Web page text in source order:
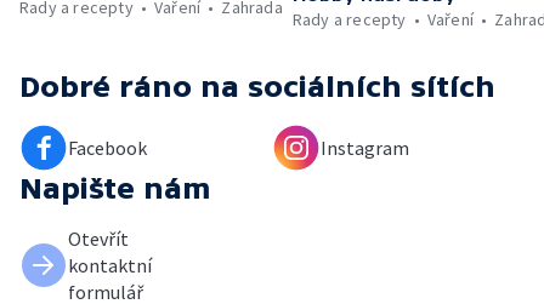
Rady a recepty
Vaření Zahrada
Rady a recepty
Vaření
Dobré ráno na sociálních sítích
Facebook Instagram
Napište nám
Otevřít
kontaktní
formulář